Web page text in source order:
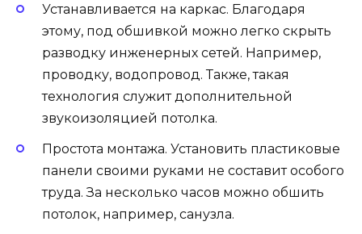
Устанавливается на каркас. Благодаря
этому, под обшивкой можно легко скрыть
разводку инженерных сетей. Например,
проводку, водопровод. Также, такая
технология служит дополнительной
звукоизоляцией потолка.
Простота монтажа. Установить пластиковые
панели своими руками не составит особого
труда. За несколько часов можно обшить
потолок, например, санузла.